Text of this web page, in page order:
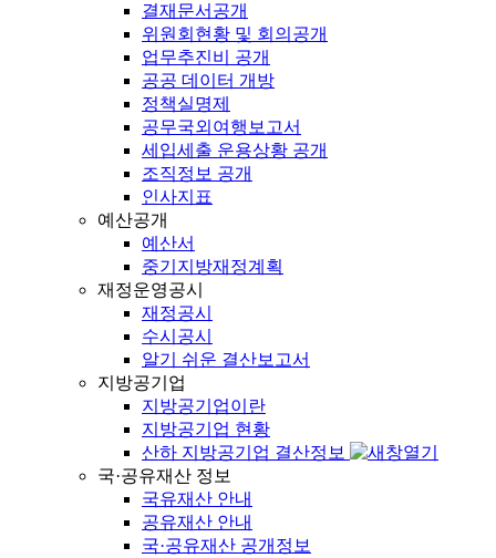
결재문서공개
위원회현황 및 회의공개
업무추진비 공개
공공 데이터 개방
정책실명제
공무국외여행보고서
세입세출 운용상황 공개
조직정보 공개
인사지표
예산공개
예산서
중기지방재정계획
재정운영공시
재정공시
수시공시
알기 쉬운 결산보고서
지방공기업
지방공기업이란
지방공기업 현황
산하 지방공기업 결산정보
국·공유재산 정보
국유재산 안내
공유재산 안내
국·공유재산 공개정보